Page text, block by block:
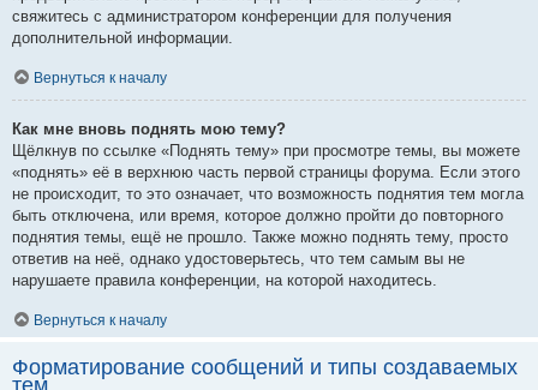
свяжитесь с администратором конференции для получения
дополнительной информации.
Вернуться к началу
Как мне вновь поднять мою тему?
Щёлкнув по ссылке «Поднять тему» при просмотре темы, вы можете
«поднять» её в верхнюю часть первой страницы форума. Если этого
не происходит, то это означает, что возможность поднятия тем могла
быть отключена, или время, которое должно пройти до повторного
поднятия темы, ещё не прошло. Также можно поднять тему, просто
ответив на неё, однако удостоверьтесь, что тем самым вы не
нарушаете правила конференции, на которой находитесь.
Вернуться к началу
Форматирование сообщений и типы создаваемых